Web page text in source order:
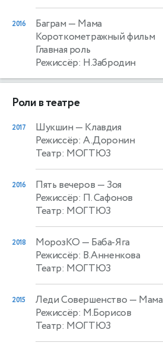
2016 Баграм — Мама
Короткометражный фильм
Главная роль
Режиссёр: Н.Забродин
Роли в театре
2017 Шукшин — Клавдия
Режиссёр: А.Доронин
Театр: МОГТЮЗ
2016 Пять вечеров — Зоя
Режиссёр: П. Сафонов
Театр: МОГТЮЗ
2018 МорозКО — Баба-Яга
Режиссёр: В.Анненкова
Театр: МОГТЮЗ
2015 Леди Совершенство — Мама
Режиссёр: М.Борисов
Театр: МОГТЮЗ